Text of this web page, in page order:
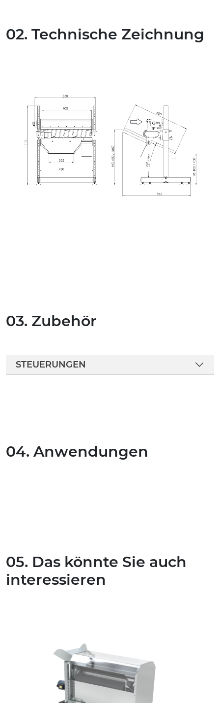
02. Technische Zeichnung
03. Zubehör
STEUERUNGEN
04. Anwendungen
05. Das könnte Sie auch
interessieren